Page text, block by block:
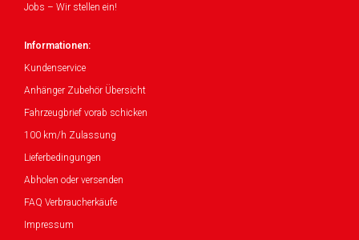
Jobs – Wir stellen ein!
Informationen:
Kundenservice
Anhänger Zubehör Übersicht
Fahrzeugbrief vorab schicken
100 km/h Zulassung
Lieferbedingungen
Abholen oder versenden
FAQ Verbraucherkäufe
Impressum